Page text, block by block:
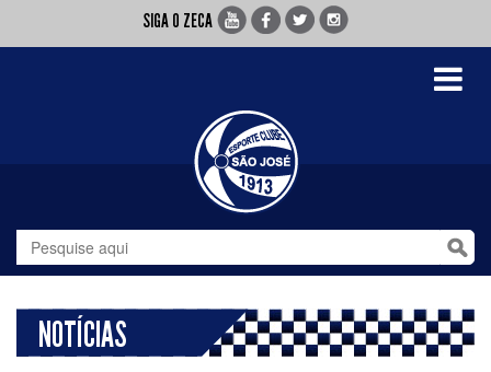
SIGA O ZECA
Toggle
NOTÍCIAS